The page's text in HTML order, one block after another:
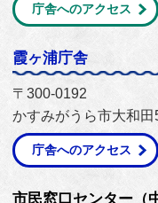
庁舎へのアクセス
霞ヶ浦庁舎
〒300-0192
かすみがうら市大和
庁舎へのアクセス
市民窓口センター（